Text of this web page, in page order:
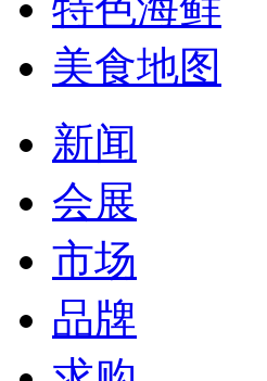
美食地图
新闻
会展
市场
品牌